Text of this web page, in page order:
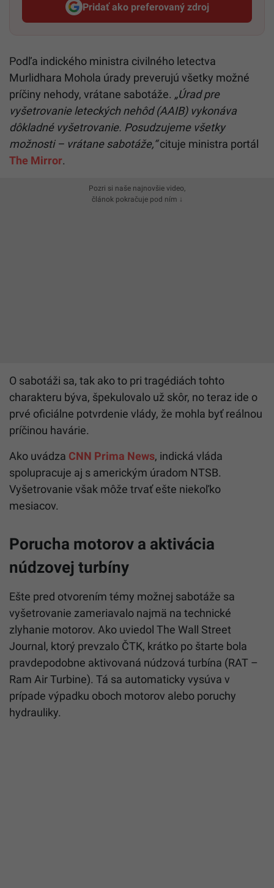
Pridať ako preferovaný zdroj
Startitup, odkaz sa otvorí v
Podľa indického ministra civilného letectva
Murlidhara Mohola úrady preverujú všetky možné
príčiny nehody, vrátane sabotáže. „Úrad pre
vyšetrovanie leteckých nehôd (AAIB) vykonáva
dôkladné vyšetrovanie. Posudzujeme všetky
možnosti – vrátane sabotáže,“cituje ministra portál
The Mirror.
Pozri si naše najnovšie video,
článok pokračuje pod ním ↓
O sabotáži sa, tak ako to pri tragédiách tohto
charakteru býva, špekulovalo už skôr, no teraz ide o
prvé oficiálne potvrdenie vlády, že mohla byť reálnou
príčinou havárie.
Ako uvádza CNN Prima News, indická vláda
spolupracuje aj s americkým úradom NTSB.
Vyšetrovanie však môže trvať ešte niekoľko
mesiacov.
Porucha motorov a aktivácia
núdzovej turbíny
Ešte pred otvorením témy možnej sabotáže sa
vyšetrovanie zameriavalo najmä na technické
zlyhanie motorov. Ako uviedol The Wall Street
Journal, ktorý prevzalo ČTK, krátko po štarte bola
pravdepodobne aktivovaná núdzová turbína (RAT –
Ram Air Turbine). Tá sa automaticky vysúva v
prípade výpadku oboch motorov alebo poruchy
hydrauliky.